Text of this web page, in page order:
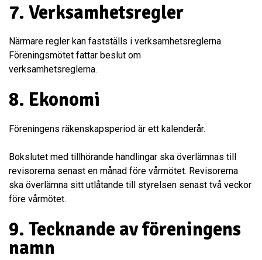
7. Verksamhetsregler
Närmare regler kan fastställs i verksamhetsreglerna.
Föreningsmötet fattar beslut om
verksamhetsreglerna.
8. Ekonomi
Föreningens räkenskapsperiod är ett kalenderår.
Bokslutet med tillhörande handlingar ska överlämnas till
revisorerna senast en månad före vårmötet. Revisorerna
ska överlämna sitt utlåtande till styrelsen senast två veckor
före vårmötet.
9. Tecknande av föreningens
namn